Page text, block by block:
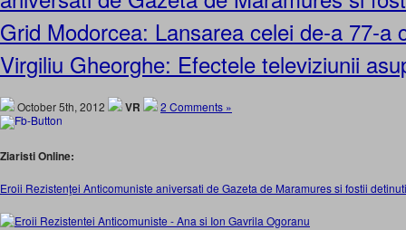
Grid Modorcea: Lansarea celei de-a 77-a
Virgiliu Gheorghe: Efectele televiziunii
October 5th, 2012 VR 2 Comments »
Ziaristi Online:
Eroii Rezistenţei Anticomuniste aniversati de Gazeta de Maramures si fostii